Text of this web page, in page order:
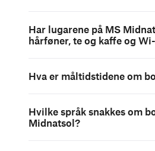
Har lugarene på MS
hårføner, te og kaffe og
Hva er måltidstidene om
Hvilke språk snakkes om
Midnatsol?